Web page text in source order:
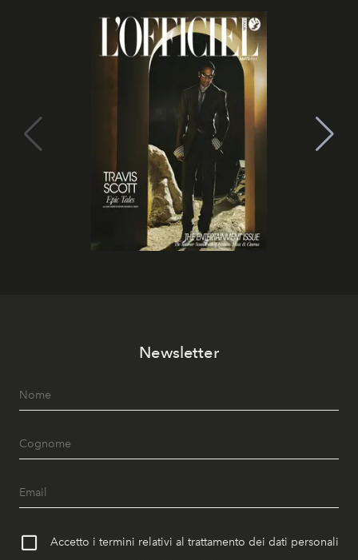
Newsletter
Accetto i termini relativi al trattamento dei dati personali